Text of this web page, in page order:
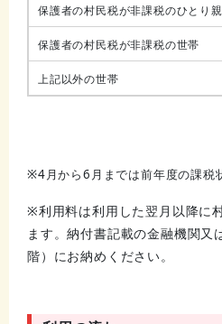
保護者の村民税が非課税のひとり
保護者の村民税が非課税の世帯
上記以外の世帯
※4月から6月までは前年度の課税
※利用料は利用した翌月以降に
ます。納付書記載の金融機関又
階）にお納めください。